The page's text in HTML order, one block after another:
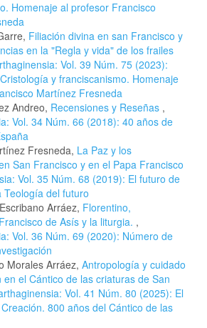
Homenaje al profesor Francisco
Filiación divina en san Francisco y
en la "Regla y vida" de los frailes
Vol. 39 Núm. 75 (2023):
y franciscanismo. Homenaje
Martínez Fresneda
Andreo, Recensiones y Reseñas ,
Vol. 34 Núm. 66 (2018): 40 años de
Fresneda, La Paz y los
San Francisco y en el Papa Francisco
Vol. 35 Núm. 68 (2019): El futuro de
Teología del futuro
Arráez, Florentino,
de Asís y la liturgia. ,
Vol. 36 Núm. 69 (2020): Número de
Morales Arráez, Antropología y cuidado
en el Cántico de las criaturas de San
Vol. 41 Núm. 80 (2025): El
800 años del Cántico de las